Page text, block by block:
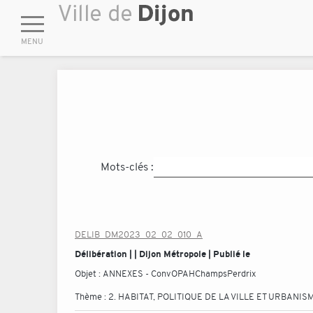
Mots-clés :
DELIB_DM2023_02_02_010_A
Délibération | | Dijon Métropole | Publié le
Objet : ANNEXES - ConvOPAHChampsPerdrix
Thème : 2. HABITAT, POLITIQUE DE LA VILLE ET